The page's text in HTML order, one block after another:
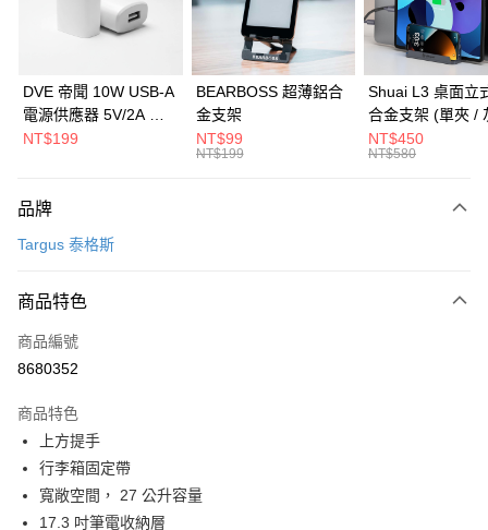
華南商業銀行
彰化商業銀行
上海商業儲蓄銀行
台北富邦商業銀行
兆豐國際商業銀行
臺灣中小企業銀行
台中商業銀行
匯豐（台灣）商業銀行
華泰商業銀行
聯邦商業銀行
元大商業銀行
台灣樂天信用卡公司
合作金庫商業銀行
第一商業銀行
彰化商業銀行
台北富邦商業銀行
國泰世華商業銀行
兆豐國際商業銀行
臺灣中小企業銀行
匯豐（台灣）商業銀行
玉山商業銀行
台灣樂天信用卡公司
街口支付
悠遊付
相關說明
1.本服務由台灣大哥大提供，台灣大哥大用戶可立即使用無須另外申請。
2.付款方式選擇「大哥付你分期」，訂單成立後會自動跳轉到大哥付的交易
3.實際核准額度、可分期數及費用金額請依後續交易確認頁面所載為準。
4.訂單成立30分鐘內，如未前往確認交易或遇審核未通過，訂單將自動取
消。如遇「轉專審核」未通過狀況，表示未達大哥付你分期系統評分，恕無
法說明評估內容。
【繳款方式說明】
1.分期款項不併入電信帳單，「大哥付你分期」於每月結算日後寄送繳費提
ATM付款
貨到付款
運送方式
宅配物流
每筆NT$80，滿NT$490(含以上)免運費
DVE 帝聞 10W USB-A
電源供應器 5V/2A 充
電頭 (適用閱讀器、小
NT$199
BEARBOSS 超薄鋁合
金支架
NT$99
NT$199
Shuai L3 桌面立
合金支架 (單夾 /
NT$450
NT$580
品牌
Targus 泰格斯
商品特色
商品編號
8680352
商品特色
上方提手
行李箱固定帶
寬敞空間， 27 公升容量
17.3 吋筆電收納層